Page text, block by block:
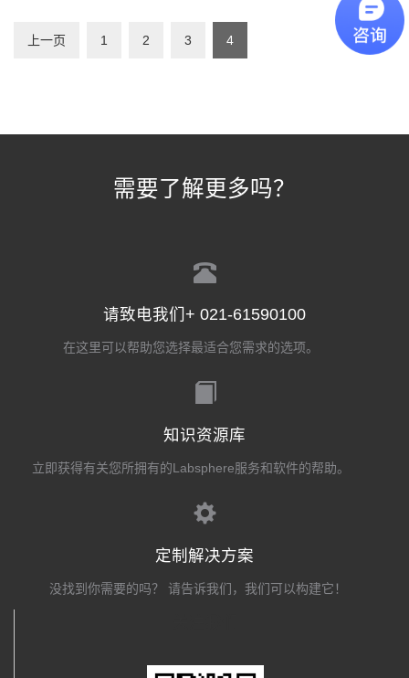
上一页 1 2 3 4
需要了解更多吗？
请致电我们+ 021-61590100
在这里可以帮助您选择最适合您需求的选项。
知识资源库
立即获得有关您所拥有的Labsphere服务和软件的帮助。
定制解决方案
没找到你需要的吗？ 请告诉我们，我们可以构建它！